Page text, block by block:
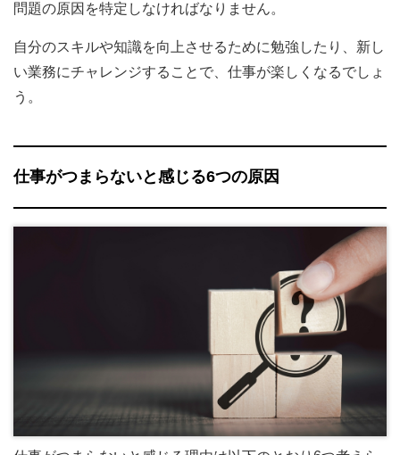
問題の原因を特定しなければなりません。
自分のスキルや知識を向上させるために勉強したり、新し
い業務にチャレンジすることで、仕事が楽しくなるでしょ
う。
仕事がつまらないと感じる6つの原因